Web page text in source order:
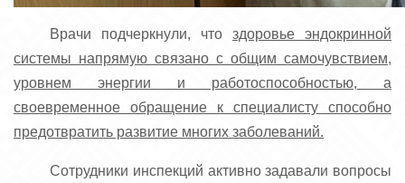
Врачи подчеркнули, что здоровье эндокринной
системы напрямую связано с общим самочувствием,
уровнем энергии и работоспособностью, а
своевременное обращение к специалисту способно
предотвратить развитие многих заболеваний.
Сотрудники инспекций активно задавали вопросы